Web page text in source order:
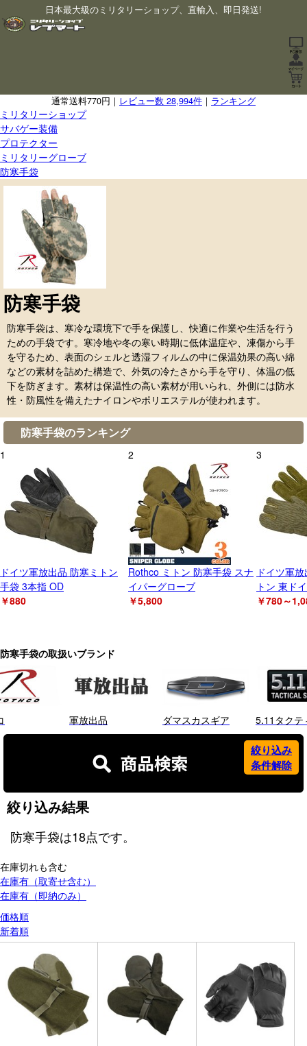
日本最大級のミリタリーショップ、直輸入、即日発送!
通常送料770円｜ レビュー数 28,994件 ｜ ランキング
ミリタリーショップ
サバゲー装備
プロテクター
ミリタリーグローブ
防寒手袋
防寒手袋
防寒手袋は、寒冷な環境下で手を保護し、快適に作業や生活を行う
ための手袋です。寒冷地や冬の寒い時期に低体温症や、凍傷から手
を守るため、表面のシェルと透湿フィルムの中に保温効果の高い綿
などの素材を詰めた構造で、外気の冷たさから手を守り、体温の低
下を防ぎます。素材は保温性の高い素材が用いられ、外側には防水
性・防風性を備えたナイロンやポリエステルが使われます。
防寒手袋のランキング
1
ドイツ軍放出品 防寒ミトン
手袋 3本指 OD
￥880
2
Rothco ミトン 防寒手袋 スナ
イパーグローブ
￥5,800
3
ドイツ軍
トン 東ド
￥780～
防寒手袋の取扱いブランド
軍放出品 ダマスカスギア 5.11タクテ
絞り込み結果
絞り込み
条件解除
防寒手袋は18点です。
在庫切れも含む
在庫有（取寄せ含む）
在庫有（即納のみ）
価格順
新着順